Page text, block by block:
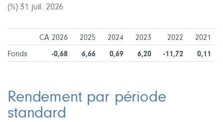
(%) 31 juil. 2026
CA 2026 2025 2024 2023 2022 2021
Fonds -0,68 6,66 0,69 6,20 -11,72 0,11
Rendement par période
standard